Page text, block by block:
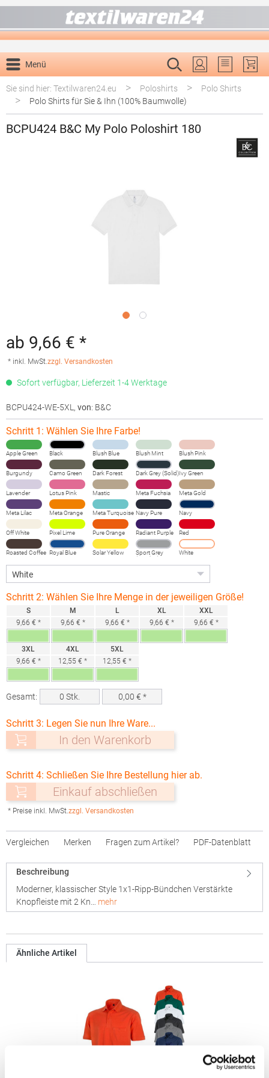
Menü
Du hast 0
Sie sind hier: Textilwaren24.eu
> Poloshirts > Polo Shirts
> Polo Shirts für Sie & Ihn (100% Baumwolle)
BCPU424 B&C My Polo Poloshirt 180
ab 9,66 € *
* inkl. MwSt.zzgl. Versandkosten
Sofort verfügbar, Lieferzeit 1-4 Werktage
BCPU424-WE-5XL , von: B&C
Schritt 1: Wählen Sie Ihre Farbe!
Apple Green Black Blush Blue Blush Mint Blush Pink
Burgundy Camo Green Dark Forest Dark Grey (Solid)Ivy Green
Lavender Lotus Pink Mastic Meta Fuchsia Meta Gold
Meta Lilac Meta Orange Meta Turquoise Navy Pure Navy
Off White Pixel Lime Pure Orange Radiant Purple Red
Roasted Coffee Royal Blue Solar Yellow
Sport Grey
(Heather)
White
Schritt 2: Wählen Sie Ihre Menge in der jeweiligen Größe!
S
9,66 € *
M
9,66 € *
L
9,66 € *
XL
9,66 € *
XXL
9,66 € *
3XL
9,66 € *
4XL
12,55 € *
5XL
12,55 € *
Gesamt: 0 Stk. 0,00 € *
Schritt 3: Legen Sie nun Ihre Ware...
In den Warenkorb
Schritt 4: Schließen Sie Ihre Bestellung hier ab.
Einkauf abschließen
* Preise inkl. MwSt.zzgl. Versandkosten
Vergleichen Merken Fragen zum Artikel? PDF-Datenblatt
Beschreibung
Moderner, klassischer Style 1x1-Ripp-Bündchen Verstärkte
Knopfleiste mit 2 Kn… mehr
Ähnliche Artikel